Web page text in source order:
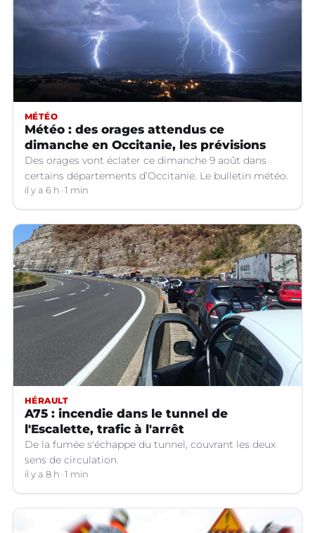
MÉTÉO
Météo : des orages attendus ce
dimanche en Occitanie, les prévisions
Des orages vont éclater ce dimanche 9 août dans
certains départements d’Occitanie. Le bulletin météo.
il y a 6 h 1 min
HÉRAULT
A75 : incendie dans le tunnel de
l'Escalette, trafic à l'arrêt
De la fumée s'échappe du tunnel, couvrant les deux
sens de circulation.
il y a 8 h 1 min